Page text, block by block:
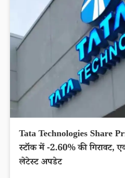
Tata Technologies Share
स्टॉक में -2.60% की गिरावट,
लेटेस्ट अपडेट